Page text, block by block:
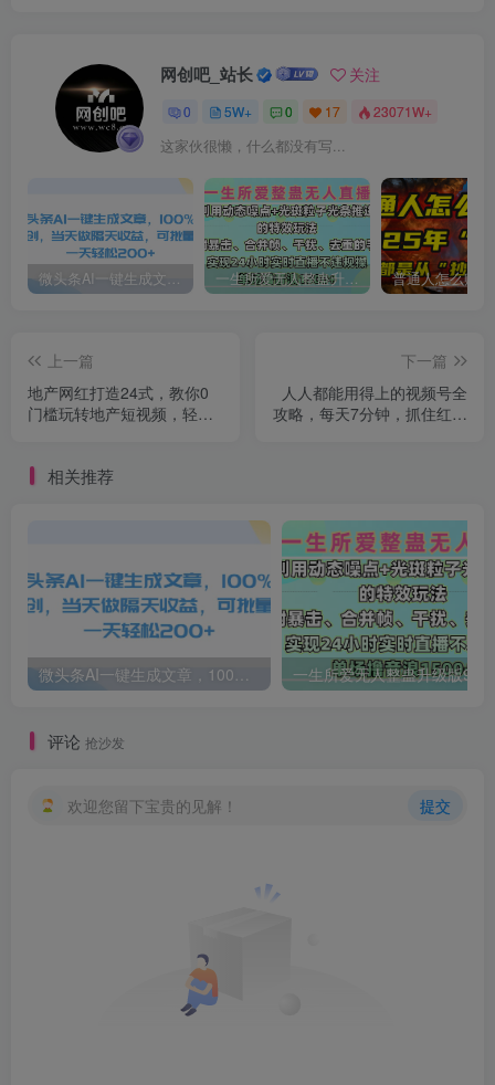
网创吧_站长 关注
0 5W+ 0 17 23071W+
这家伙很懒，什么都没有写...
微头条AI一键生成文章，100%过原创，当天做隔天收益，可批量，一天轻松200+ 一生所爱无人整蛊升级版9.0，利用动态噪点+光斑粒子光条推进的特效玩法，内附暴击、合并帧、干扰、去重的手法，实现24小时实时直播不违规操，单场日入1500+，小白也能无脑驾驭
上一篇
地产网红打造24式，教你0
门槛玩转地产短视频，轻松
下一篇
人人都能用得上的视频号全
攻略，每天7分钟，抓住红利
相关推荐
微头条AI一键生成文章，100%过原创，当天做隔天收益，可批量，一天轻松200+
评论 抢沙发
欢迎您留下宝贵的见解！ 提交